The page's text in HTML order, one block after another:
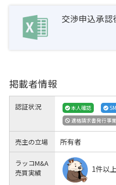
交渉申込承
掲載者情報
認証状況 本人確認
適格請求書発行事
売主の立場 所有者
ラッコM&A
売買実績
1件以